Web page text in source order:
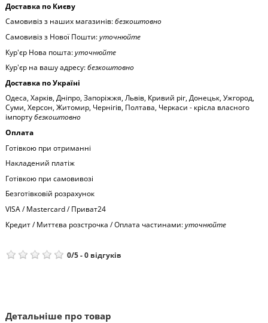
Доставка по Києву
Самовивіз з наших магазинів:безкоштовно
Самовивіз з Нової Пошти:уточнюйте
Кур'єр Нова пошта:уточнюйте
Кур'єр на вашу адресу:безкоштовно
Доставка по Україні
Одеса, Харків, Дніпро, Запоріжжя, Львів, Кривий ріг, Донецьк, Ужгород,
Суми, Херсон, Житомир, Чернігів, Полтава, Черкаси - крісла власного
імпортубезкоштовно
Оплата
Готівкою при отриманні
Накладений платіж
Готівкою при самовивозі
Безготівковій розрахунок
VISA / Mastercard / Приват24
Кредит / Миттєва розстрочка / Оплата частинами:уточнюйте
0/5-0 відгуків
Детальніше про товар